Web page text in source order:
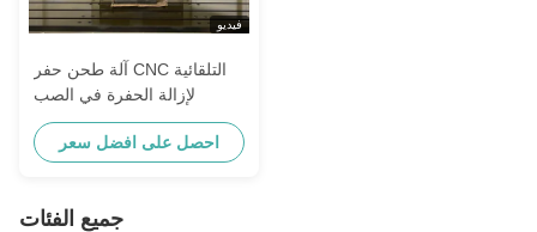
فيديو
آلة طحن حفر CNC التلقائية
لإزالة الحفرة في الصب
احصل على افضل سعر
جميع الفئات